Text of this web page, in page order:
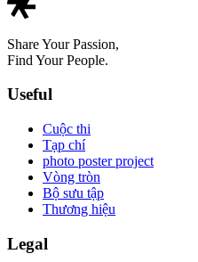
Share Your Passion,
Find Your People.
Useful
Cuộc thi
Tạp chí
photo poster project
Vòng tròn
Bộ sưu tập
Thương hiệu
Legal